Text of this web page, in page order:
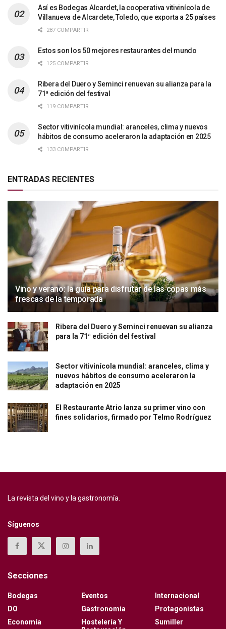
Así es Bodegas Alcardet, la cooperativa vitivinícola de
Villanueva de Alcardete, Toledo, que exporta a 25 países
287 COMPARTIR
Estos son los 50 mejores restaurantes del mundo
125 COMPARTIR
Ribera del Duero y Seminci renuevan su alianza para la
71ª edición del festival
119 COMPARTIR
Sector vitivinícola mundial: aranceles, clima y nuevos
hábitos de consumo aceleraron la adaptación en 2025
133 COMPARTIR
ENTRADAS RECIENTES
Vino y verano: la guía para disfrutar de las copas más
frescas de la temporada
Ribera del Duero y Seminci renuevan su alianza
para la 71ª edición del festival
Sector vitivinícola mundial: aranceles, clima y
nuevos hábitos de consumo aceleraron la
adaptación en 2025
El Restaurante Atrio lanza su primer vino con
fines solidarios, firmado por Telmo Rodríguez
La revista del vino y la gastronomía.
Síguenos
Secciones
Bodegas
DO
Economía
Eventos
Gastronomía
Hostelería Y
Internacional
Protagonistas
Sumiller